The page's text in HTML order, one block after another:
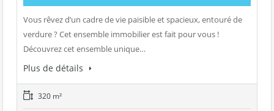
Vous rêvez d’un cadre de vie paisible et spacieux, entouré de
verdure ? Cet ensemble immobilier est fait pour vous !
Découvrez cet ensemble unique…
Plus de détails
320 m²